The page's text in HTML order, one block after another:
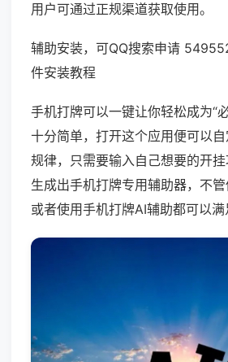
用户可通过正规渠道获取使用。
辅助安装，可QQ搜索申请
件安装教程
手机打牌可以一键让你轻松成为“
十分简单，打开这个应用便可以
规律，只需要输入自己想要的开
生成出手机打牌专用辅助器，不
或者使用手机打牌AI辅助都可以满